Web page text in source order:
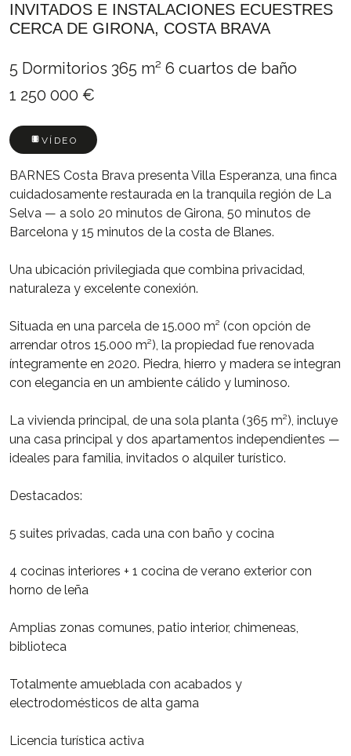
INVITADOS E INSTALACIONES ECUESTRES
CERCA DE GIRONA, COSTA BRAVA
5 Dormitorios 365 m² 6 cuartos de baño
1 250 000 €
VÍDEO
BARNES Costa Brava presenta Villa Esperanza, una finca
cuidadosamente restaurada en la tranquila región de La
Selva — a solo 20 minutos de Girona, 50 minutos de
Barcelona y 15 minutos de la costa de Blanes.
Una ubicación privilegiada que combina privacidad,
naturaleza y excelente conexión.
Situada en una parcela de 15.000 m² (con opción de
arrendar otros 15.000 m²), la propiedad fue renovada
íntegramente en 2020. Piedra, hierro y madera se integran
con elegancia en un ambiente cálido y luminoso.
La vivienda principal, de una sola planta (365 m²), incluye
una casa principal y dos apartamentos independientes —
ideales para familia, invitados o alquiler turístico.
Destacados:
5 suites privadas, cada una con baño y cocina
4 cocinas interiores + 1 cocina de verano exterior con
horno de leña
Amplias zonas comunes, patio interior, chimeneas,
biblioteca
Totalmente amueblada con acabados y
electrodomésticos de alta gama
Licencia turística activa